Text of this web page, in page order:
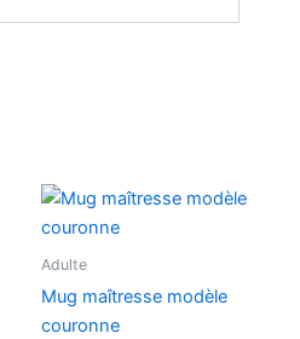
produit
plusieurs
variations.
Adulte
Mug maîtresse modèle
couronne